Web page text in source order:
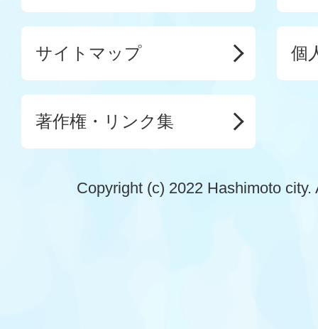
サイトマップ 個
著作権・リンク集
Copyright (c) 2022 Hashimoto